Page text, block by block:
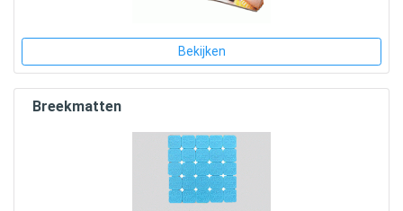
Bekijken
Breekmatten